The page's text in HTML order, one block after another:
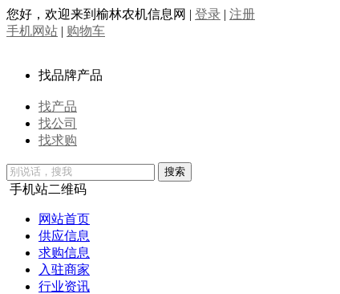
您好，欢迎来到榆林农机信息网 | 登录 | 注册
手机网站 | 购物车
找品牌产品
找产品
找公司
找求购
手机站二维码
网站首页
供应信息
求购信息
入驻商家
行业资讯